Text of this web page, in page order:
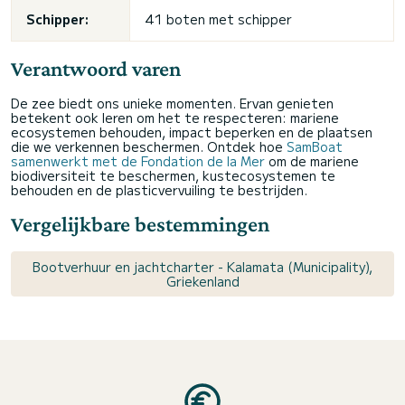
Schipper: 41 boten met schipper
Verantwoord varen
De zee biedt ons unieke momenten. Ervan genieten
betekent ook leren om het te respecteren: mariene
ecosystemen behouden, impact beperken en de plaatsen
die we verkennen beschermen. Ontdek hoe SamBoat
samenwerkt met de Fondation de la Mer om de mariene
biodiversiteit te beschermen, kustecosystemen te
behouden en de plasticvervuiling te bestrijden.
Vergelijkbare bestemmingen
Bootverhuur en jachtcharter - Kalamata (Municipality),
Griekenland